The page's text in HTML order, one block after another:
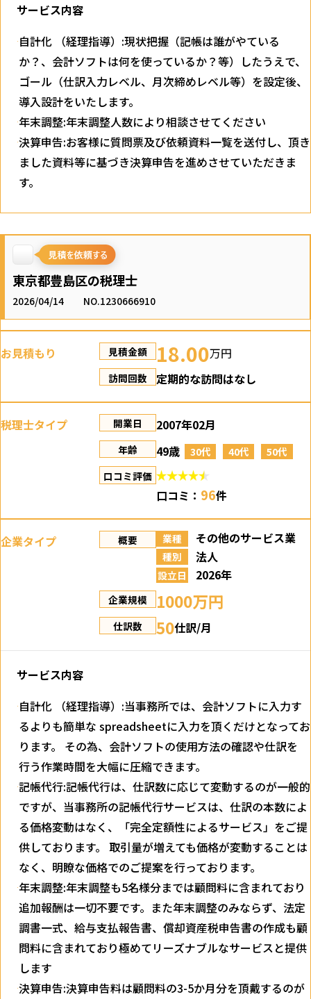
サービス内容
自計化 （経理指導）:現状把握（記帳は誰がやている
か？、会計ソフトは何を使っているか？等）したうえで、
ゴール（仕訳入力レベル、月次締めレベル等）を設定後、
導入設計をいたします。
年末調整:年末調整人数により相談させてください
決算申告:お客様に質問票及び依頼資料一覧を送付し、頂き
ました資料等に基づき決算申告を進めさせていただきま
す。
東京都豊島区の税理士
2026/04/14 NO.1230666910
お見積もり 見積金額 18.00万円
訪問回数 定期的な訪問はなし
税理士タイプ 開業日 2007年02月
年齢 49歳 30代 40代
50代
口コミ評価
口コミ： 96件
企業タイプ 概要 業種 その他のサービス業
種別 法人
設立日 2026年
企業規模 1000万円
仕訳数 50仕訳/月
サービス内容
自計化 （経理指導）:当事務所では、会計ソフトに入力す
るよりも簡単な spreadsheetに入力を頂くだけとなってお
ります。 その為、会計ソフトの使用方法の確認や仕訳を
行う作業時間を大幅に圧縮できます。
記帳代行:記帳代行は、仕訳数に応じて変動するのが一般的
ですが、当事務所の記帳代行サービスは、仕訳の本数によ
る価格変動はなく、「完全定額性によるサービス」をご提
供しております。 取引量が増えても価格が変動することは
なく、明瞭な価格でのご提案を行っております。
年末調整:年末調整も5名様分までは顧問料に含まれており
追加報酬は一切不要です。また年末調整のみならず、法定
調書一式、給与支払報告書、償却資産税申告書の作成も顧
問料に含まれており極めてリーズナブルなサービスと提供
します
決算申告:決算申告料は顧問料の3-5か月分を頂戴するのが